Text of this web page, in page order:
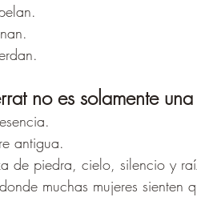
no es solamente
antigua.
de piedra, cielo, silencio y
muchas mujeres